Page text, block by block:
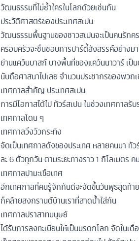
วัฒนธรรมที่ไม่ซ้ำใครในโลกด้วยเช่นกัน
ประวัติศาสตร์ของประเทศสเปน
วัฒนธรรมพื้นฐานของชาวสเปนจะเป็นคนรัก
ครอบครัวจะชื่นชอบการปาร์ตี้สังสรรค์อย่างม
ย่านแคว้นบาสก์ บางพื้นที่ของแคว้นนาวาร์ เป็
นับถือศาสนาไปเลย จำนวนประชากรของพวก
เทศกาลสำคัญ ประเทศสเปน
การมีโอกาสได้ไป ทัวร์สเปน ในช่วงเทศกาล
เทศกาลโดน ๆ
เทศกาลวิ่งวัวกระทิง
จัดเป็นเทศกาลดังของประเทศ หลายคนมา ทั
ละ 6 ตัวทุกวัน ตามระยะทางราว 1 กิโลเมตร
เทศกาลปามะเขือเทศ
อีกเทศกาลที่คนรู้จักกันดีจะจัดขึ้นวันพุธสุดท้าย
ก็คล้ายสงกรานต์บ้านเราที่สาดน้ำใส่กัน
เทศกาลปราสาทมนุษย์
ได้รับการลงทะเบียนให้เป็นมรดกโลก จัดในเ